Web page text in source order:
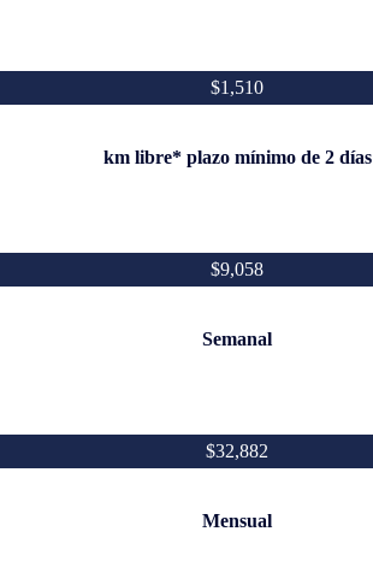
$1,510
km libre* plazo mínimo de 2 días
$9,058
Semanal
$32,882
Mensual